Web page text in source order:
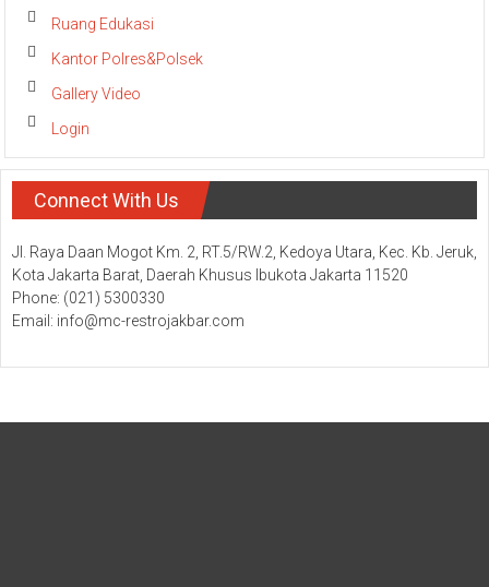
Ruang Edukasi
Kantor Polres&Polsek
Gallery Video
Login
Connect With Us
Jl. Raya Daan Mogot Km. 2, RT.5/RW.2, Kedoya Utara, Kec. Kb. Jeruk,
Kota Jakarta Barat, Daerah Khusus Ibukota Jakarta 11520
Phone: (021) 5300330
Email: info@mc-restrojakbar.com